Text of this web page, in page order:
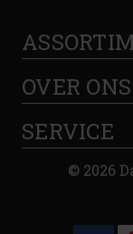
OVER ONS
SERVICE
© 2026